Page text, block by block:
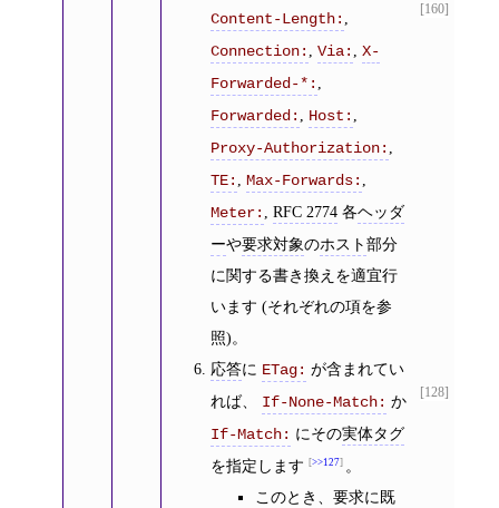
[160]
Content-Length: ,
Connection: , Via: , X-
Forwarded-*: ,
Forwarded: , Host: ,
Proxy-Authorization: ,
TE: , Max-Forwards: ,
Meter: , RFC 2774各ヘッダ
ーや要求対象のホスト部分
に関する書き換えを適宜行
います (それぞれの項を参
照)。
[128]
応答に ETag: が含まれてい
れば、 If-None-Match: か
If-Match: にその実体タグ
を指定します
>>127 。
このとき、 要求に既